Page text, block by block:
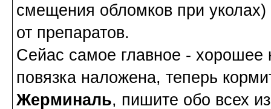
смещения обломков при
от препаратов.
Сейас самое главное -
повязка наложена, теперь
Жерминаль, пишите обо всех